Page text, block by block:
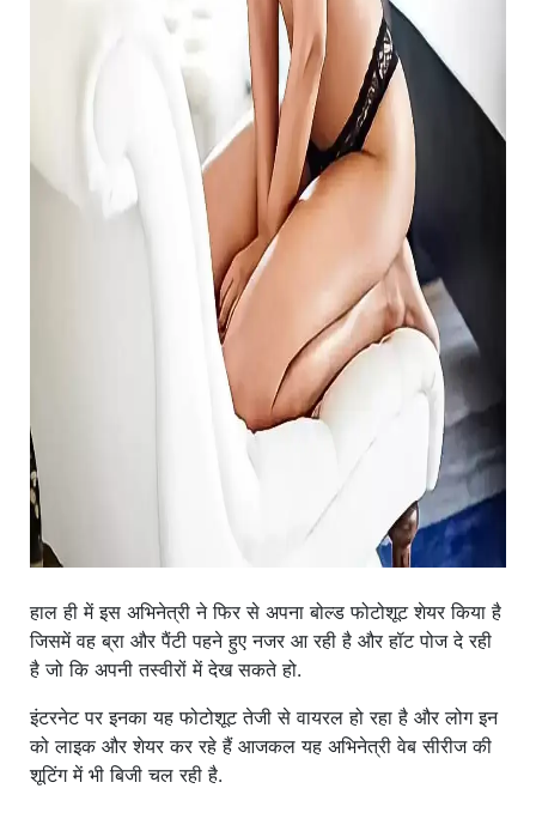
हाल ही में इस अभिनेत्री ने फिर से अपना बोल्ड फोटोशूट शेयर किया है
जिसमें वह ब्रा और पैंटी पहने हुए नजर आ रही है और हॉट पोज दे रही
है जो कि अपनी तस्वीरों में देख सकते हो.
इंटरनेट पर इनका यह फोटोशूट तेजी से वायरल हो रहा है और लोग इन
को लाइक और शेयर कर रहे हैं आजकल यह अभिनेत्री वेब सीरीज की
शूटिंग में भी बिजी चल रही है.